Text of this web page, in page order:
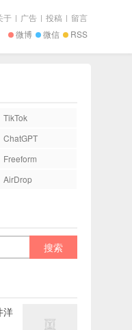
微博 微信 RSS
于 | 广告 | 投稿 | 留言
TikTok
ChatGPT
Freeform
AirDrop
洋